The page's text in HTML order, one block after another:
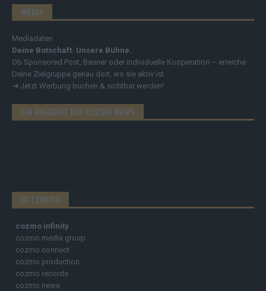
MEDIA
Mediadaten
Deine Botschaft. Unsere Bühne.
Ob Sponsored Post, Banner oder individuelle Kooperation – erreiche
Deine Zielgruppe genau dort, wo sie aktiv ist.
➔ Jetzt Werbung buchen & sichtbar werden!
EIN ANGEBOT DER COZMO NEWS
NETZWERK
cozmo infinity
cozmo media group
cozmo connect
cozmo production
cozmo records
cozmo news